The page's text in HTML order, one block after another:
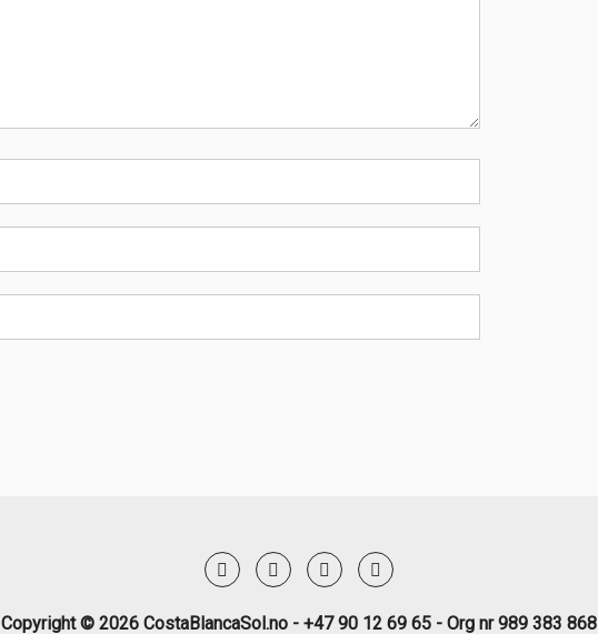
Copyright © 2026 CostaBlancaSol.no - +47 90 12 69 65 - Org nr 989 383 868